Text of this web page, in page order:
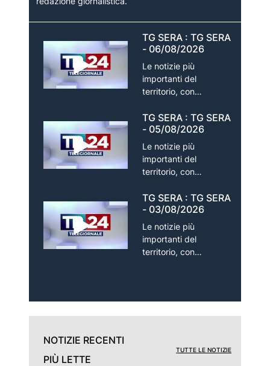
TG SERA : TG SERA
- 06/08/2026
Le notizie più
importanti del
territorio, con
rubriche, a cura della
redazione giornalistica.
TG SERA : TG SERA
- 05/08/2026
Le notizie più
importanti del
territorio, con
rubriche, a cura della
redazione giornalistica.
TG SERA : TG SERA
- 03/08/2026
Le notizie più
importanti del
territorio, con
NOTIZIE RECENTI
PIÙ LETTE
TUTTE LE NOTIZIE